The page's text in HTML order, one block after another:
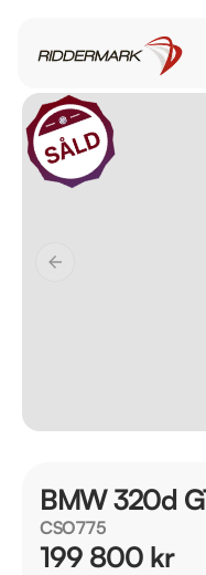
BMW 320d
CSO775
199 800 kr